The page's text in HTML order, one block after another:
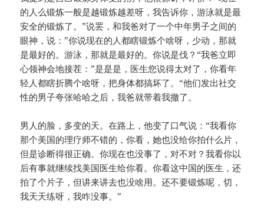
的人么锻炼一般是越锻炼越差呀，我告诉你，游泳就是最
安全的锻炼了。”说罢，和我爸对了一个中年男子之间的
眼神，说：”你说现在的人都瞎锻炼个啥呀，少动，那就
是最好的。游泳，那就是最好的。你说是伐？“我爸立即
心领神会地接茬：”是是是，医生您说得太对了，你看年
轻人都瞎折腾个啥呀，把身体都搞坏了。“他们发出社交
性的男子夸张哈哈之后，我爸就带着我撤了。
男人的脸，多变的天。在路上，他变了口气说：“我看你
那个美国的理疗师不错的，你看，她也没给你拍什么片，
但是诊断得很正确。你现在也没事了，对不对？我看你以
后有事就继续找美国医生给你看。你看这中国的医生，还
拍了个片子，但讲来讲去也没啥用。还不要锻炼呢，切，
我天天练呀，我咋没事。”